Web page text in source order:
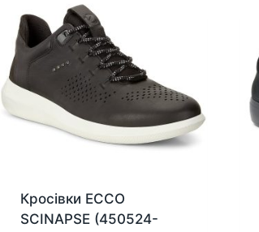
Кросівки ECCO
SCINAPSE (450524-